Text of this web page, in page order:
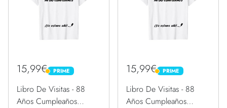
15,99€ PRIME
PRIME
Libro De Visitas - 88
Años Cumpleaños
15,99€ PRIME
PRIME
Libro De Visitas - 88
Años Cumpleaños